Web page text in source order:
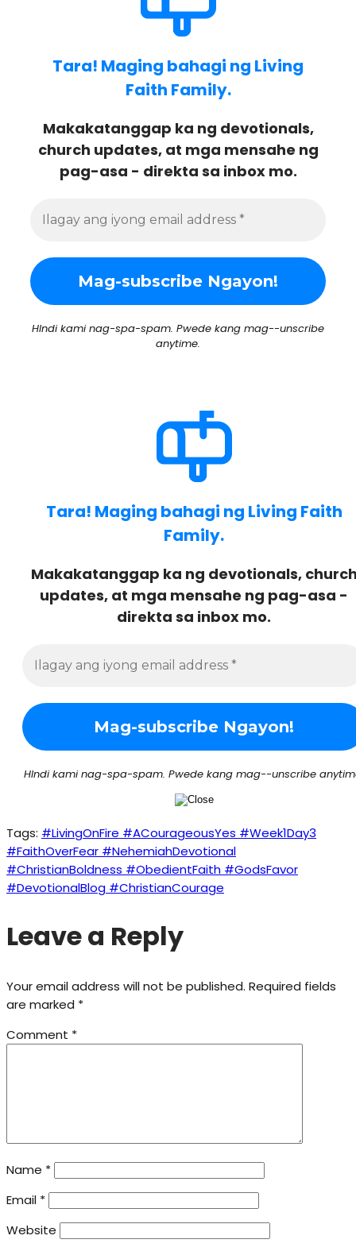
Tara! Maging bahagi ng Living
Faith Family.
Makakatanggap ka ng devotionals,
church updates, at mga mensahe ng
pag-asa - direkta sa inbox mo.
HIndi kami nag-spa-spam. Pwede kang mag--unscribe
anytime.
Tara! Maging bahagi ng Living Faith
Family.
Makakatanggap ka ng devotionals,
updates, at mga mensahe ng pag-asa -
direkta sa inbox mo.
HIndi kami nag-spa-spam. Pwede kang mag--unscribe
Tags: #LivingOnFire #ACourageousYes #Week1Day3
#FaithOverFear #NehemiahDevotional
#ChristianBoldness #ObedientFaith #GodsFavor
#DevotionalBlog #ChristianCourage
Leave a Reply
Your email address will not be published. Required fields
are marked *
Comment *
Name *
Email *
Website